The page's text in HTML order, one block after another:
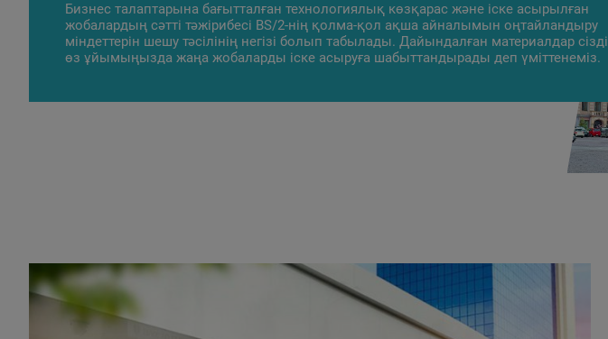
Бизнес талаптарына бағытталған технологиялық көзқарас және іске асырылған
жобалардың сәтті тәжірибесі BS/2-нің қолма-қол ақша айналымын оңтайландыру
міндеттерін шешу тәсілінің негізі болып табылады. Дайындалған материалдар сізді
өз ұйымыңызда жаңа жобаларды іске асыруға шабыттандырады деп үміттенеміз.